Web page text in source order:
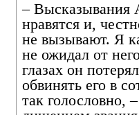
– Высказывания
нравятся и,
не вызывают. Я
не ожидал от
глазах он
обвинять его в
так голословно,